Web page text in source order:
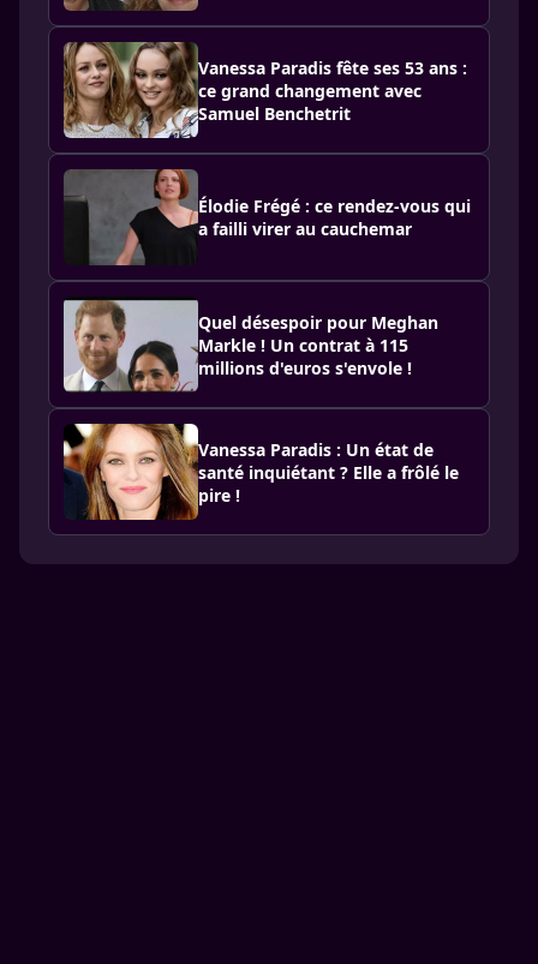
Vanessa Paradis fête ses 53 ans :
ce grand changement avec
Samuel Benchetrit
Élodie Frégé : ce rendez-vous qui
a failli virer au cauchemar
Quel désespoir pour Meghan
Markle ! Un contrat à 115
millions d'euros s'envole !
Vanessa Paradis : Un état de
santé inquiétant ? Elle a frôlé le
pire !